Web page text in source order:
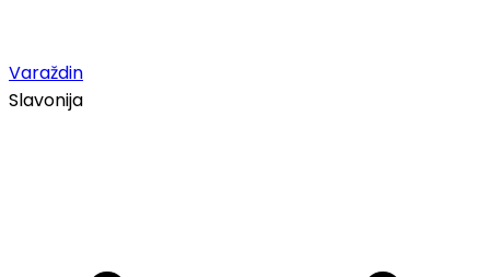
Varaždin
Slavonija